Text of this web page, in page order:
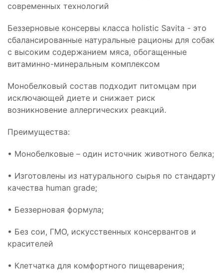
современных технологий
Беззерновые консервы класса holistic Savita - это
сбалансированные натуральные рационы для собак
с высоким содержанием мяса, обогащенные
витаминно-минеральным комплексом
Монобелковый состав подходит питомцам при
исключающей диете и снижает риск
возникновение аллергических реакций.
Преимущества:
• Монобелковые – один источник животного белка;
• Изготовлены из натурального сырья по стандарту
качества human grade;
• Беззерновая формула;
• Без сои, ГМО, искусственных консервантов и
красителей
• Клетчатка для комфортного пищеварения;